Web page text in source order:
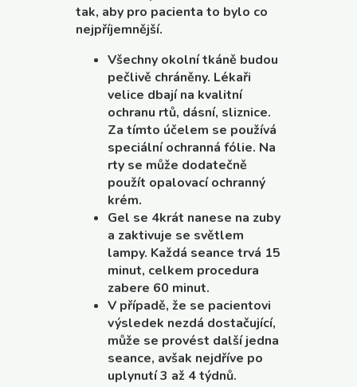
tak, aby pro pacienta to bylo co
nejpříjemnější.
Všechny okolní tkáně budou
pečlivě chráněny. Lékaři
velice dbají na kvalitní
ochranu rtů, dásní, sliznice.
Za tímto účelem se používá
speciální ochranná fólie. Na
rty se může dodatečně
použít opalovací ochranný
krém.
Gel se 4krát nanese na zuby
a zaktivuje se světlem
lampy. Každá seance trvá 15
minut, celkem procedura
zabere 60 minut.
V případě, že se pacientovi
výsledek nezdá dostačující,
může se provést další jedna
seance, avšak nejdříve po
uplynutí 3 až 4 týdnů.